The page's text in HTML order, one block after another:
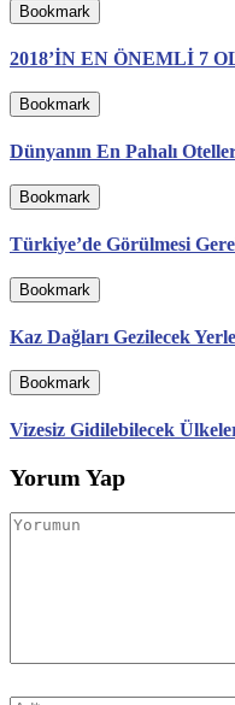
Bookmark
2018’İN EN ÖNEMLİ 7
Bookmark
Dünyanın En Pahalı
Bookmark
Türkiye’de Görülmesi
Bookmark
Kaz Dağları Gezilecek
Bookmark
Vizesiz Gidilebilecek
Yorum Yap